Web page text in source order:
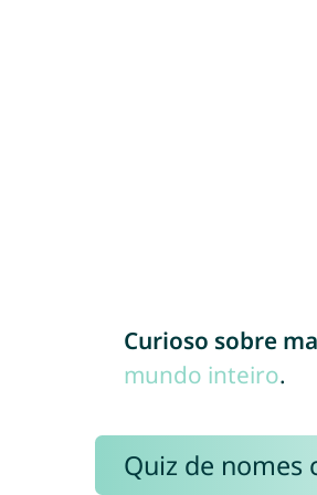
Curioso sobre
mundo inteiro.
Quiz de nomes